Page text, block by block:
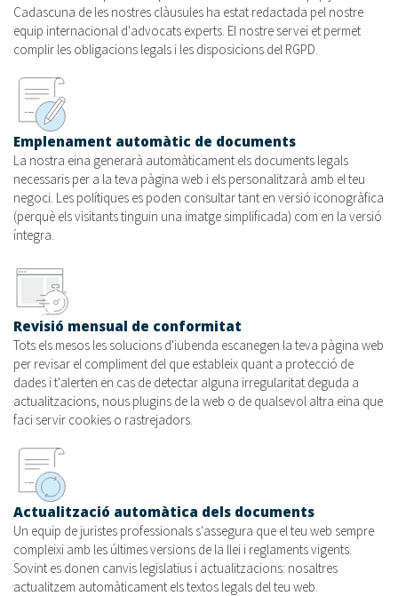
Cadascuna de les nostres clàusules ha estat redactada pel nostre
equip internacional d'advocats experts. El nostre servei et permet
complir les obligacions legals i les disposicions del RGPD.
Emplenament automàtic de documents
La nostra eina generarà automàticament els documents legals
necessaris per a la teva pàgina web i els personalitzarà amb el teu
negoci. Les polítiques es poden consultar tant en versió iconogràfica
(perquè els visitants tinguin una imatge simplificada) com en la versió
íntegra.
Revisió mensual de conformitat
Tots els mesos les solucions d'iubenda escanegen la teva pàgina web
per revisar el compliment del que estableix quant a protecció de
dades i t'alerten en cas de detectar alguna irregularitat deguda a
actualitzacions, nous plugins de la web o de qualsevol altra eina que
faci servir cookies o rastrejadors.
Actualització automàtica dels documents
Un equip de juristes professionals s'assegura que el teu web sempre
compleixi amb les últimes versions de la llei i reglaments vigents.
Sovint es donen canvis legislatius i actualitzacions: nosaltres
actualitzem automàticament els textos legals del teu web.